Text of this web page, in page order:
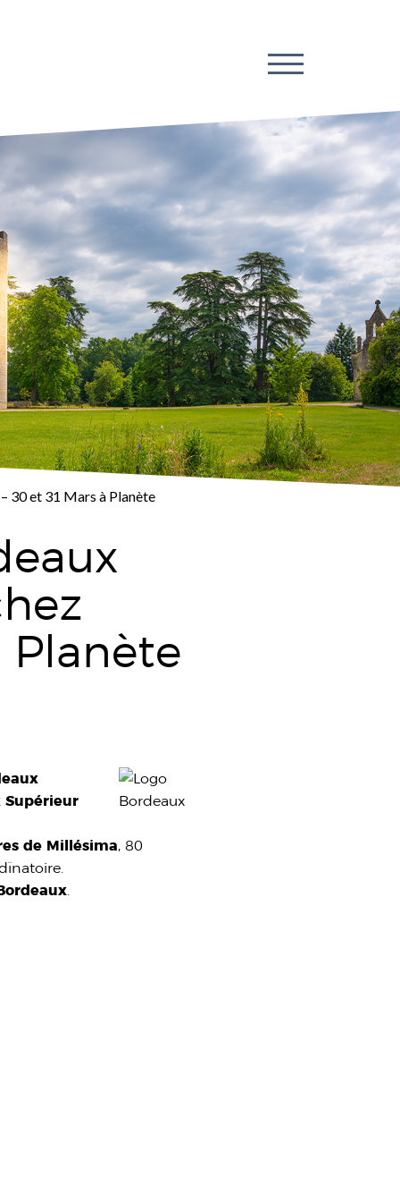
30 et 31 Mars à Planète
Planète
Supérieur
de Millésima, 80
.